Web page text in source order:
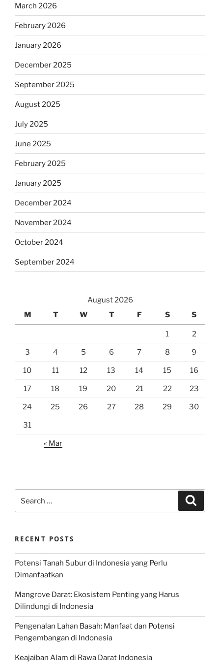
March 2026
February 2026
January 2026
December 2025
September 2025
August 2025
July 2025
June 2025
February 2025
January 2025
December 2024
November 2024
October 2024
September 2024
August 2026
M
T W T F S S
1 2
3 4 5 6 7 8 9
10 11 12 13 14 15 16
17 18 19 20 21 22 23
24 25 26 27 28 29 30
31
« Mar
for:
RECENT POSTS
Potensi Tanah Subur di Indonesia yang Perlu
Dimanfaatkan
Mangrove Darat: Ekosistem Penting yang Harus
Dilindungi di Indonesia
Pengenalan Lahan Basah: Manfaat dan Potensi
Pengembangan di Indonesia
Keajaiban Alam di Rawa Darat Indonesia